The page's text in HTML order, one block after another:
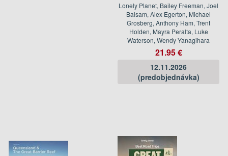
Lonely Planet, Bailey Freeman, Joel
Balsam, Alex Egerton, Michael
Grosberg, Anthony Ham, Trent
Holden, Mayra Peralta, Luke
Waterson, Wendy Yanagihara
21.95 €
12.11.2026
(predobjednávka)